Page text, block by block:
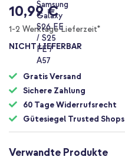
10,99 €
1-2 Werktage Lieferzeit*
NICHT LIEFERBAR
Gratis Versand
Sichere Zahlung
60 Tage Widerrufsrecht
Gütesiegel Trusted Shops
Verwandte Produkte